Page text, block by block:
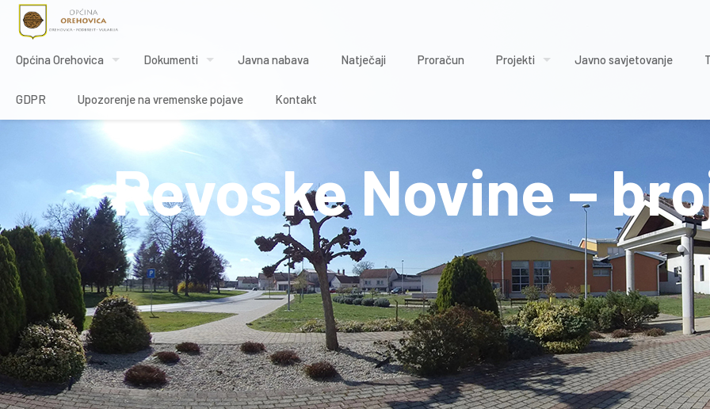
Općina Orehovica Dokumenti Javna nabava Natječaji Proračun Projekti Javno savjetovanje
GDPR Upozorenje na vremenske pojave Kontakt
Revoske Novine –